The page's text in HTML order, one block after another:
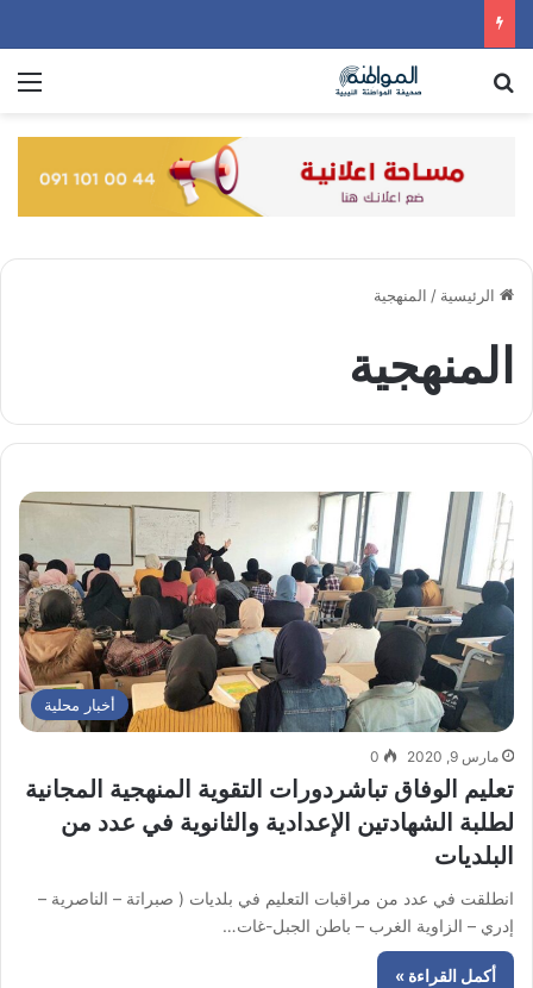
الرئيسية / المنهجية
المنهجية
أخبار محلية
مارس 9, 2020 0
تعليم الوفاق تباشردورات التقوية المنهجية المجانية
لطلبة الشهادتين الإعدادية والثانوية في عدد من
البلديات
انطلقت في عدد من مراقبات التعليم في بلديات ( صبراتة – الناصرية –
إدري – الزاوية الغرب – باطن الجبل-غات…
أكمل القراءة »